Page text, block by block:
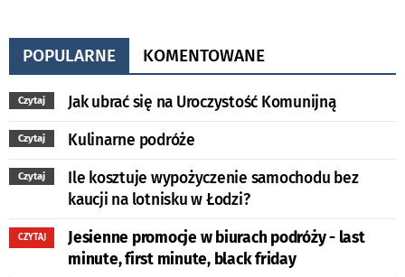
POPULARNE KOMENTOWANE
Czytaj Jak ubrać się na Uroczystość Komunijną
Czytaj Kulinarne podróże
Czytaj
Ile kosztuje wypożyczenie samochodu bez
kaucji na lotnisku w Łodzi?
CZYTAJ
Jesienne promocje w biurach podróży - last
minute, first minute, black friday